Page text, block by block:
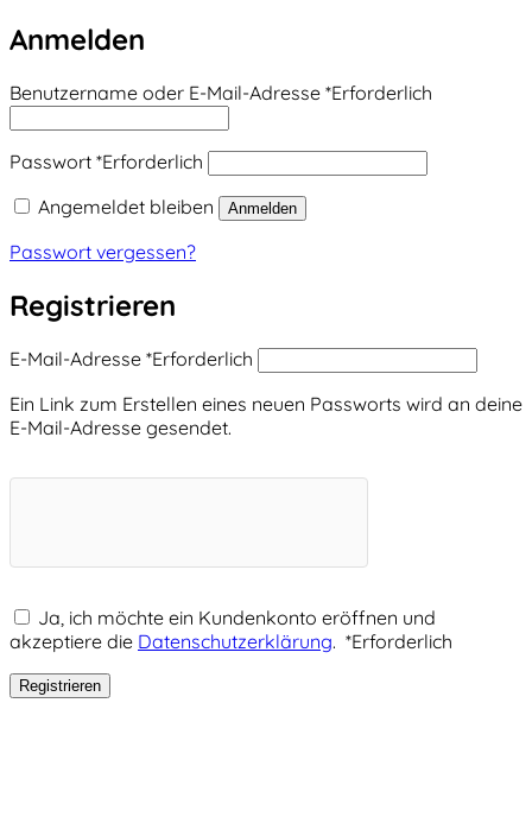
Anmelden
Benutzername oder E-Mail-Adresse *Erforderlich
Passwort *Erforderlich
Angemeldet bleiben
Anmelden
Passwort vergessen?
Registrieren
E-Mail-Adresse *Erforderlich
Ein Link zum Erstellen eines neuen Passworts wird an deine
E-Mail-Adresse gesendet.
Ja, ich möchte ein Kundenkonto eröffnen und
akzeptiere die Datenschutzerklärung. *Erforderlich
Registrieren